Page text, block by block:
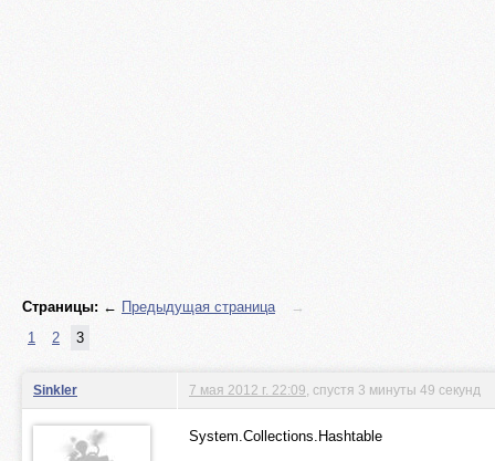
Страницы: ← Предыдущая страница
→
1
2 3
Sinkler 7 мая 2012 г. 22:09 , спустя 3 минуты 49 секунд
System.Collections.Hashtable